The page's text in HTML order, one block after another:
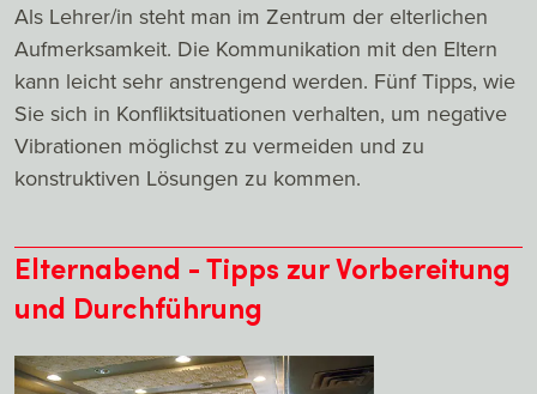
Als Lehrer/in steht man im Zentrum der elterlichen
Aufmerksamkeit. Die Kommunikation mit den Eltern
kann leicht sehr anstrengend werden. Fünf Tipps, wie
Sie sich in Konfliktsituationen verhalten, um negative
Vibrationen möglichst zu vermeiden und zu
konstruktiven Lösungen zu kommen.
Elternabend - Tipps zur Vorbereitung
und Durchführung